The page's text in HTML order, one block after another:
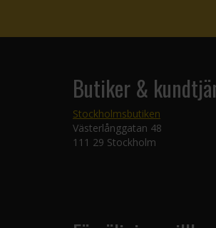
Butiker &
Stockholmsbutiken
Västerlånggatan 48
111 29 Stockholm